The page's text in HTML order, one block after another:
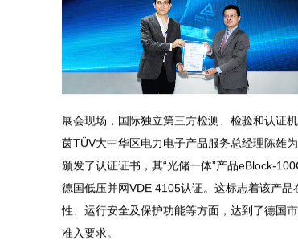
展会现场，国际独立第三方检测、检验和认证
茵TÜV大中华区电力电子产品服务总经理陈雄
颁发了认证证书，其“光储一体”产品eBlock-
德国低压并网VDE 4105认证。这标志着该产品
性、运行安全及保护功能等方面，达到了德国
准入要求。